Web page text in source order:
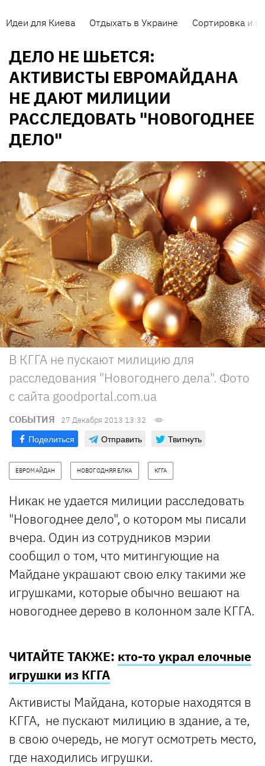
Идеи для Киева Отдыхать в Украине Сортировка и
ДЕЛО НЕ ШЬЕТСЯ:
АКТИВИСТЫ ЕВРОМАЙДАНА
НЕ ДАЮТ МИЛИЦИИ
РАССЛЕДОВАТЬ "НОВОГОДНЕЕ
ДЕЛО"
В КГГА не пускают милицию для
расследования "Новогоднего дела". Фото
с сайта goodportal.com.ua
СОБЫТИЯ 27 Декабря 2013 13:32
Поделиться Отправить Твитнуть
ЕВРОМАЙДАН НОВОГОДНЯЯ ЕЛКА КГГА
Никак не удается милиции расследовать
"Новогоднее дело", о котором мы писали
вчера. Один из сотрудников мэрии
сообщил о том, что митингующие на
Майдане украшают свою елку такими же
игрушками, которые обычно вешают на
новогоднее дерево в колонном зале КГГА.
ЧИТАЙТЕ ТАКЖЕ: кто-то украл елочные
игрушки из КГГА
Активисты Майдана, которые находятся в
КГГА, не пускают милицию в здание, а те,
в свою очередь, не могут осмотреть место,
где находились игрушки.